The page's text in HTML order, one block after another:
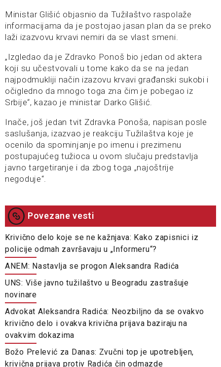
Ministar Glišić objasnio da Tužilaštvo raspolaže
informacijama da je postojao jasan plan da se preko
laži izazvovu krvavi nemiri da se vlast smeni.
„Izgledao da je Zdravko Ponoš bio jedan od aktera
koji su učestvovali u tome kako da se na jedan
najpodmukliji način izazovu krvavi građanski sukobi i
očigledno da mnogo toga zna čim je pobegao iz
Srbije“, kazao je ministar Darko Glišić.
Inače, još jedan tvit Zdravka Ponoša, napisan posle
saslušanja, izazvao je reakciju Tužilaštva koje je
ocenilo da spominjanje po imenu i prezimenu
postupajućeg tužioca u ovom slučaju predstavlja
javno targetiranje i da zbog toga „najoštrije
negoduje“.
Povezane vesti
Krivično delo koje se ne kažnjava: Kako zapisnici iz
policije odmah završavaju u „Informeru“?
ANEM: Nastavlja se progon Aleksandra Radića
UNS: Više javno tužilaštvo u Beogradu zastrašuje
novinare
Advokat Aleksandra Radića: Neozbiljno da se ovakvo
krivično delo i ovakva krivična prijava baziraju na
ovakvim dokazima
Božo Prelević za Danas: Zvučni top je upotrebljen,
krivična prijava protiv Radića čin odmazde